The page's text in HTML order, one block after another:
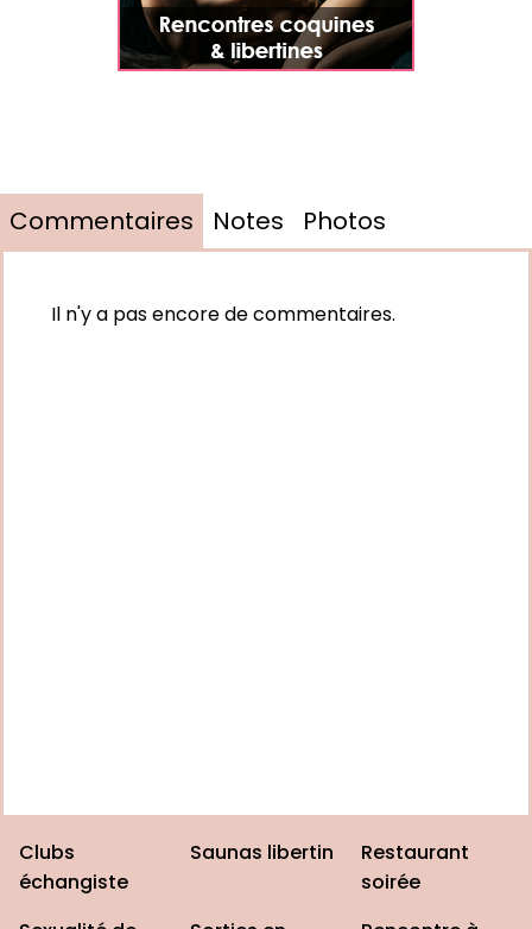
Commentaires Notes Photos
Il n'y a pas encore de commentaires.
Clubs
échangiste
Saunas libertin
Restaurant
soirée